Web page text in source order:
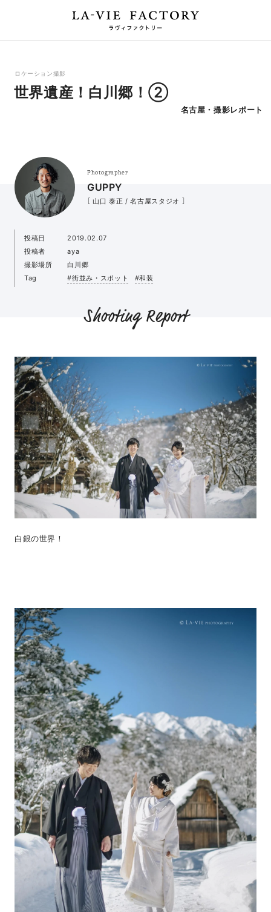
ロケーション撮影
世界遺産！白川郷！②
名古屋・撮影レポート
Photographer
GUPPY
［ 山口 泰正 / 名古屋スタジオ ］
投稿日
2019.02.07
投稿者
aya
撮影場所
白川郷
Tag
#街並み・スポット #和装
Shooting Report
白銀の世界！